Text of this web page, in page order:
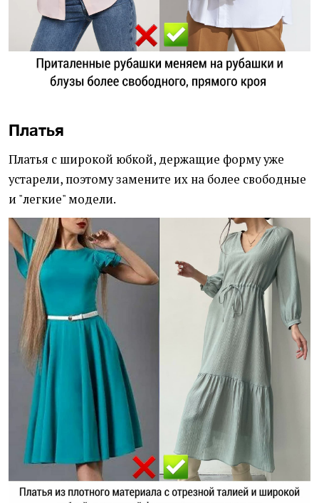
Платья
Платья с широкой юбкой, держащие форму уже
устарели, поэтому замените их на более свободные
и "легкие" модели.